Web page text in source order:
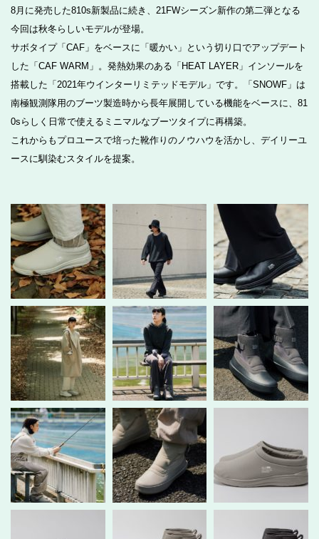
8月に発売した810s新製品に続き、21FWシーズン新作の第二弾となる
今回は秋冬らしいモデルが登場。
サボタイプ「CAF」をベースに「暖かい」という切り口でアップデート
した「CAF WARM」。発熱効果のある「HEAT LAYER」インソールを
搭載した「2021年ウインターリミテッドモデル」です。「SNOWF」は
南極観測隊用のブーツ製造時から長年展開している機能をベースに、81
0sらしく日常で使えるミニマルなブーツタイプに再構築。
これからもプロユースで培った靴作りのノウハウを活かし、デイリーユ
ースに馴染むスタイルを提案。